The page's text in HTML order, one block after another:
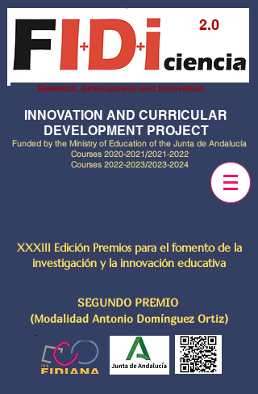
2.0
Research, development and innovation
INNOVATION AND CURRICULAR
DEVELOPMENT PROJECT
Funded by the Ministry of Education of the Junta de Andalucía
Courses 2020-2021/2021-2022
Courses 2022-2023/2023-2024
XXXIII Edición Premios para el fomento de la
investigación y la innovación educativa
SEGUNDO PREMIO
(Modalidad Antonio Domínguez Ortiz)